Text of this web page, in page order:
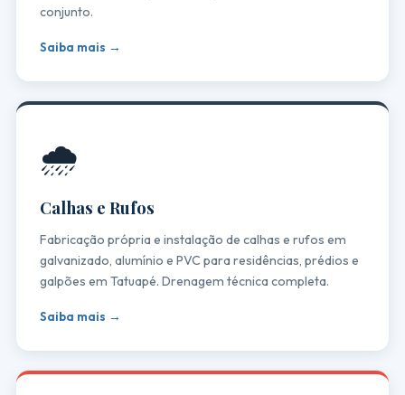
conjunto.
Saiba mais →
🌧️
Calhas e Rufos
Fabricação própria e instalação de calhas e rufos em
galvanizado, alumínio e PVC para residências, prédios e
galpões em Tatuapé. Drenagem técnica completa.
Saiba mais →